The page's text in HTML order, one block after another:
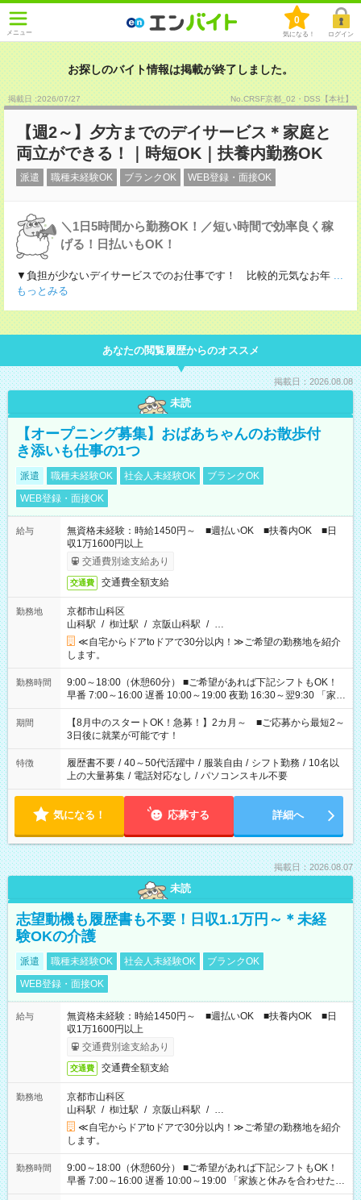
メニュー
0
気になる！ ログイン
お探しのバイト情報は掲載が終了しました。
掲載日 :2026/07/27 No.CRSF京都_02・DSS【本社】
【週2～】夕方までのデイサービス＊家庭と
両立ができる！｜時短OK｜扶養内勤務OK
派遣 職種未経験OK ブランクOK WEB登録・面接OK
＼1日5時間から勤務OK！／短い時間で効率良く稼
げる！日払いもOK！
▼負担が少ないデイサービスでのお仕事です！ 比較的元気なお年 ...
もっとみる
あなたの閲覧履歴からのオススメ
掲載日：2026.08.08
未読
【オープニング募集】おばあちゃんのお散歩付
き添いも仕事の1つ
派遣 職種未経験OK 社会人未経験OK
ブランクOK
WEB登録・面接OK
給与
無資格未経験：時給1450円～ ■週払いOK ■扶養内OK ■日
収1万1600円以上
交通費別途支給あり
交通費 交通費全額支給
勤務地
京都市山科区
山科駅 / 椥辻駅 / 京阪山科駅 / …
≪自宅からドアtoドアで30分以内！≫ご希望の勤務地を紹介
します。
勤務時間
9:00～18:00（休憩60分） ■ご希望があれば下記シフトもOK！
早番 7:00～16:00 遅番 10:00～19:00 夜勤 16:30～翌9:30 「家族
と休みを合わせたい」 「余裕を持って夕飯の準備がしたい」
「できれば残業はしたくない」 など、ご希望を教えてください
ね。 ※Wワーク希望の方へ 今ご覧のお仕事で希望する勤務時間
と、もう1つのお仕事の勤務時間。 合計で週40時間を超える場
合は応募できません。
期間
【8月中のスタートOK！急募！】2カ月～ ■ご応募から最短2～
3日後に就業が可能です！
特徴 履歴書不要 / 40～50代活躍中 / 服装自由 / シフト勤務 / 10名以
上の大量募集 / 電話対応なし / パソコンスキル不要
気になる！ 応募する 詳細へ
掲載日：2026.08.07
未読
志望動機も履歴書も不要！日収1.1万円～＊未経
験OKの介護
派遣 職種未経験OK 社会人未経験OK
ブランクOK
WEB登録・面接OK
給与
無資格未経験：時給1450円～ ■週払いOK ■扶養内OK ■日
収1万1600円以上
交通費別途支給あり
交通費 交通費全額支給
勤務地
京都市山科区
山科駅 / 椥辻駅 / 京阪山科駅 / …
≪自宅からドアtoドアで30分以内！≫ご希望の勤務地を紹介
します。
勤務時間
9:00～18:00（休憩60分） ■ご希望があれば下記シフトもOK！
早番 7:00～16:00 遅番 10:00～19:00 「家族と休みを合わせた
い」 「余裕を持って夕飯の準備がしたい」 「できれば残業はし